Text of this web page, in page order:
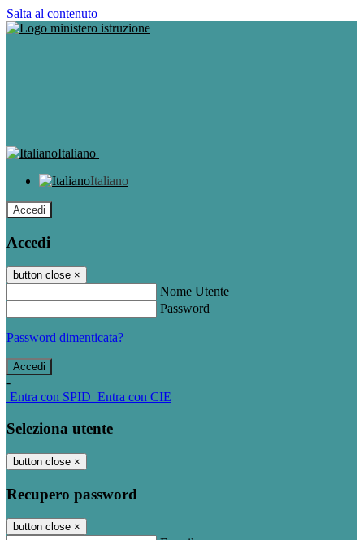
Salta al contenuto
Italiano
Italiano
Accedi
Accedi
button close ×
Nome Utente
Password
Password dimenticata?
-
Entra con SPID Entra con CIE
Seleziona utente
button close ×
Recupero password
button close ×